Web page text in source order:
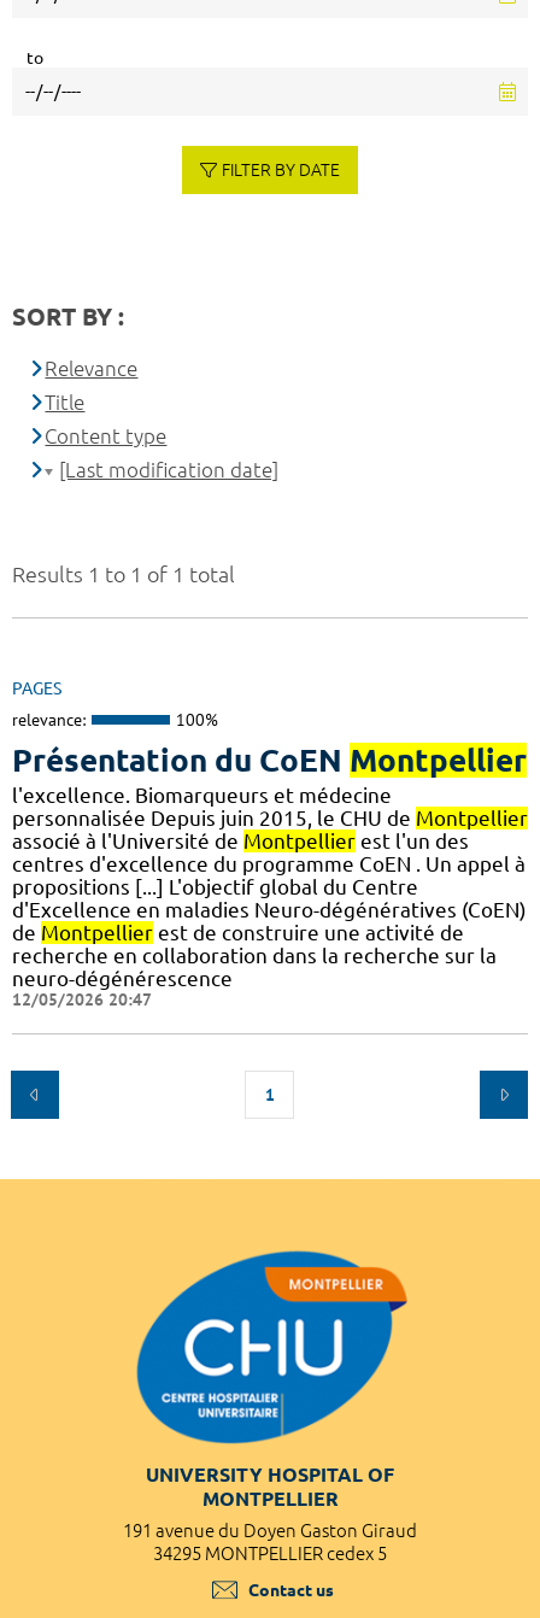
Results 1 to 1 of 1 total
PAGES
relevance: 100%
Présentation du CoEN Montpellier
l'excellence. Biomarqueurs et médecine
personnalisée Depuis juin 2015, le CHU de Montpellier
associé à l'Université de Montpellier est l'un des
centres d'excellence du programme CoEN . Un appel à
propositions [...] L'objectif global du Centre
d'Excellence en maladies Neuro-dégénératives (CoEN)
de Montpellier est de construire une activité de
recherche en collaboration dans la recherche sur la
neuro-dégénérescence
12/05/2026 20:47
1
to
FILTER BY DATE
SORT BY :
Relevance
Title
Content type
[Last modification date]
UNIVERSITY HOSPITAL OF
MONTPELLIER
191 avenue du Doyen Gaston Giraud
34295 MONTPELLIER cedex 5
Contact us